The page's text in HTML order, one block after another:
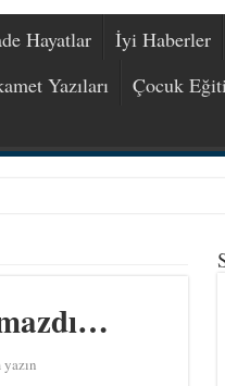
Hayatlar İyi Haberler
Yazıları Çocuk